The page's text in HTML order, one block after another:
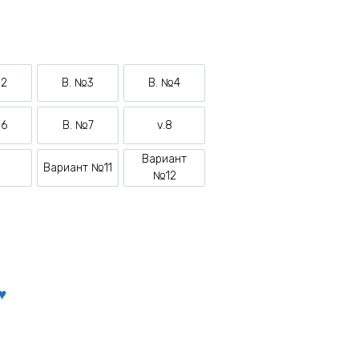
№2
В. №3
Вариант №3
В. №4
Вариант №4
№6
В. №7
Вариант №7
v.8
Вариант №8
№10
Вариант №11
Вариант №11
Вариант
№12
Вариант №12